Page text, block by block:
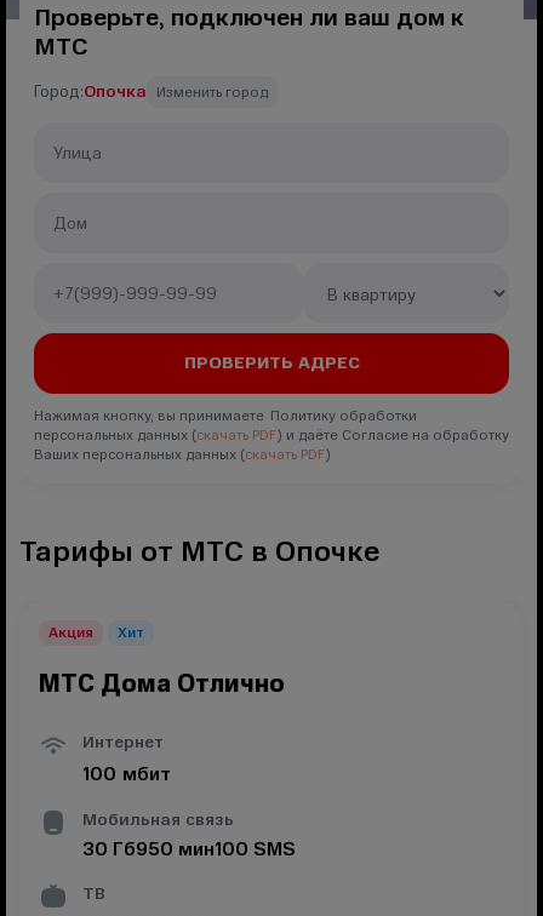
Проверьте, подключен ли ваш дом к
МТС
Город:Опочка Изменить город
Нажимая кнопку, вы принимаете Политику обработки
персональных данных (скачать PDF) и даёте Согласие на обработку
Ваших персональных данных (скачать PDF)
Тарифы от МТС в Опочке
Хит
Акция
МТС Дома Отлично
Интернет
100 мбит
Мобильная связь
30 Гб950 мин100 SMS
ТВ